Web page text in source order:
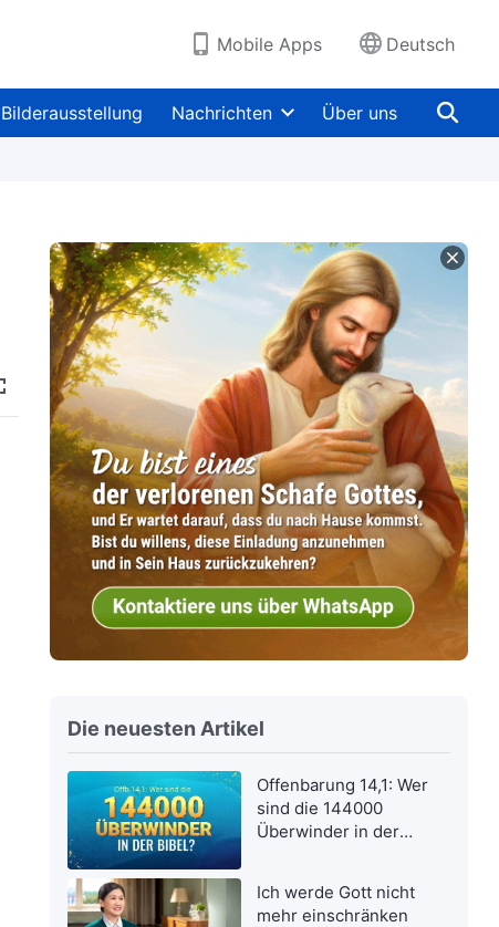
Mobile Apps Deutsch
Bilderausstellung Nachrichten Über uns
Die neuesten Artikel
Offenbarung 14,1: Wer
sind die 144000
Überwinder in der
Ich werde Gott nicht
mehr einschränken